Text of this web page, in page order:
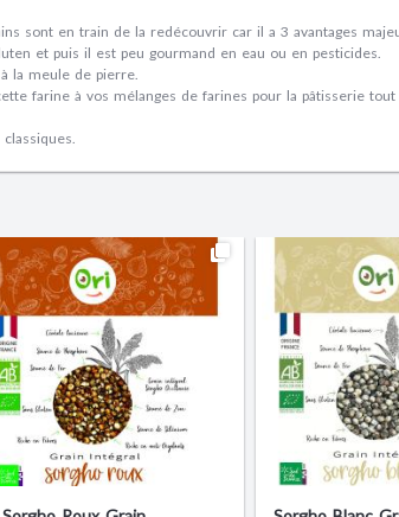
sont en train de la redécouvrir car il a 3 avantages
et puis il est peu gourmand en eau ou en pesticides.
la meule de pierre.
farine à vos mélanges de farines pour la pâtisserie